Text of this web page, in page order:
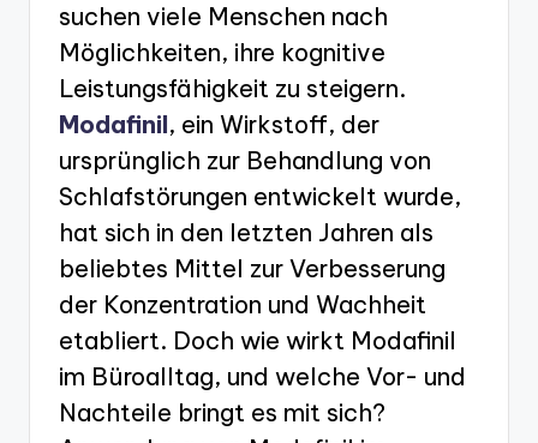
suchen viele Menschen nach
Möglichkeiten, ihre kognitive
Leistungsfähigkeit zu steigern.
Modafinil, ein Wirkstoff, der
ursprünglich zur Behandlung von
Schlafstörungen entwickelt wurde,
hat sich in den letzten Jahren als
beliebtes Mittel zur Verbesserung
der Konzentration und Wachheit
etabliert. Doch wie wirkt Modafinil
im Büroalltag, und welche Vor- und
Nachteile bringt es mit sich?